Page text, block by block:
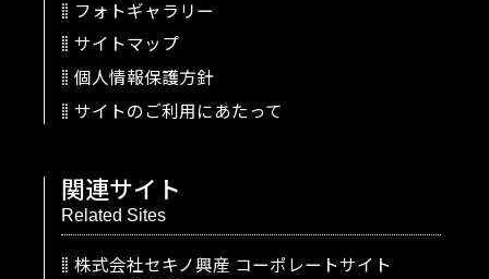
フォトギャラリー
サイトマップ
個人情報保護方針
サイトのご利用にあたって
関連サイト
Related Sites
株式会社セキノ興産 コーポレートサイト